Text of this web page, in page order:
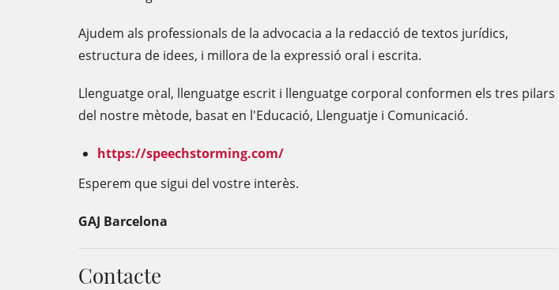
Ajudem als professionals de la advocacia a la redacció de textos jurídics,
estructura de idees, i millora de la expressió oral i escrita.
Llenguatge oral, llenguatge escrit i llenguatge corporal conformen els tres pilars
del nostre mètode, basat en l'Educació, Llenguatje i Comunicació.
https://speechstorming.com/
Esperem que sigui del vostre interès.
GAJ Barcelona
Contacte